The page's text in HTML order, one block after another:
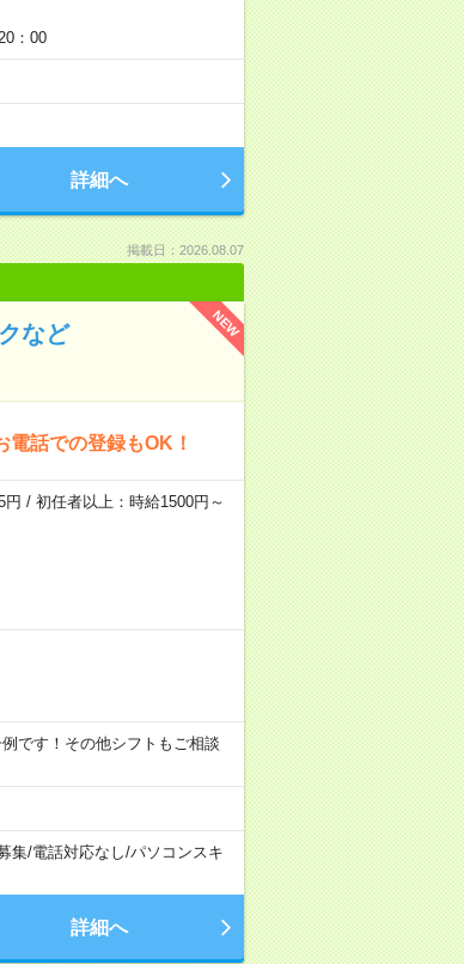
：00
詳細へ
掲載日：2026.08.07
NEW
など
話での登録もOK！
/ 初任者以上：時給1500円～
です！その他シフトもご相談
集/電話対応なし/パソコンスキ
詳細へ